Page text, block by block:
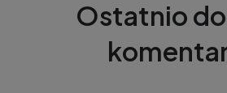
Ostatnio